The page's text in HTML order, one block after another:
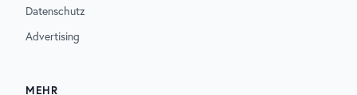
Datenschutz
Advertising
MEHR